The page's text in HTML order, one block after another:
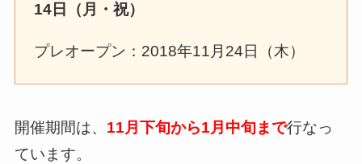
14日（月・祝）
プレオープン：2018年11月24日（木）
開催期間は、 11月下旬から1月中旬まで行なっ
ています。